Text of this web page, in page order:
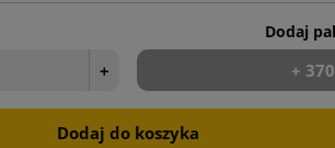
+
Dodaj
+ 370
Dodaj do koszyka